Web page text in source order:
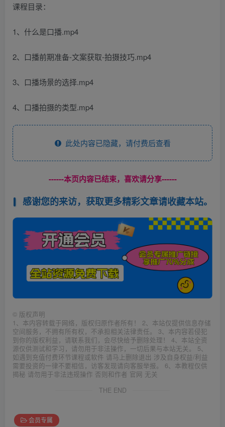
课程目录：
1、什么是口播.mp4
2、口播前期准备-文案获取-拍摄技巧.mp4
3、口播场景的选择.mp4
4、口播拍摄的类型.mp4
此处内容已隐藏，请付费后查看
------本页内容已结束，喜欢请分享------
感谢您的来访，获取更多精彩文章请收藏本站。
© 版权声明
1、本内容转载于网络，版权归原作者所有！ 2、本站仅提供信息存储
空间服务，不拥有所有权，不承担相关法律责任。 3、本内容若侵犯
到你的版权利益，请联系我们，会尽快给予删除处理！ 4、本站全资
源仅供测试和学习，请勿用于非法操作，一切后果与本站无关。 5、
如遇到充值付费环节课程或软件 请马上删除退出 涉及自身权益/利益
需要投资的一律不要相信，访客发现请向客服举报。 6、本教程仅供
揭秘 请勿用于非法违规操作 否则和作者 官网 无关
THE END
会员专属